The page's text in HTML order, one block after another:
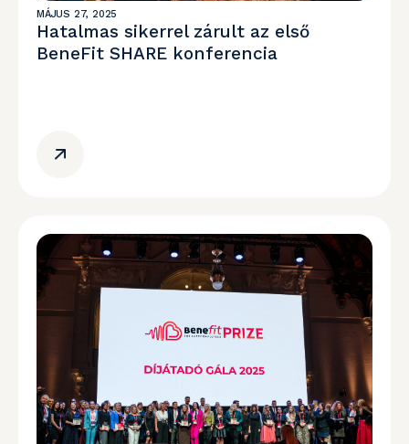
MÁJUS 27, 2025
Hatalmas sikerrel zárult az első
BeneFit SHARE konferencia